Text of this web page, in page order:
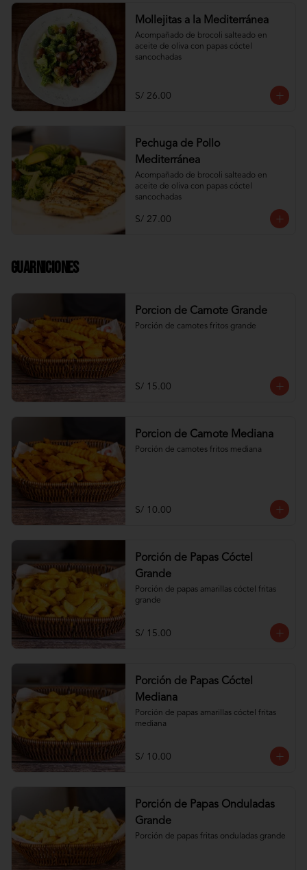
Mollejitas a la Mediterránea
Acompañado de brocoli salteado en
aceite de oliva con papas cóctel
sancochadas
S/ 26.00
Pechuga de Pollo
Mediterránea
Acompañado de brocoli salteado en
aceite de oliva con papas cóctel
sancochadas
S/ 27.00
Guarniciones
Porcion de Camote Grande
Porción de camotes fritos grande
S/ 15.00
Porcion de Camote Mediana
Porción de camotes fritos mediana
S/ 10.00
Porción de Papas Cóctel
Grande
Porción de papas amarillas cóctel fritas
grande
S/ 15.00
Porción de Papas Cóctel
Mediana
Porción de papas amarillas cóctel fritas
mediana
S/ 10.00
Porción de Papas Onduladas
Grande
Porción de papas fritas onduladas grande